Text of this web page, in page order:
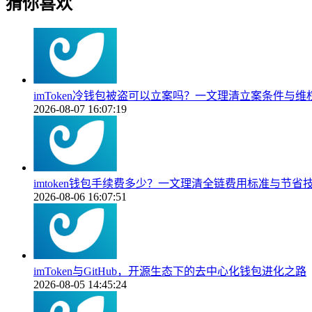
imToken冷钱包被盗可以立案吗？一文理清立案条件与维
2026-08-07 16:07:19
imtoken钱包手续费多少？一文理清全链费用标准与节省
2026-08-06 16:07:51
imToken与GitHub，开源生态下的去中心化钱包进化之路
2026-08-05 14:45:24